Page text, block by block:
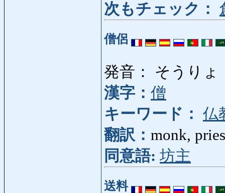
次もチェック：
僧侶
発音： そうりょ
漢字： 僧
キーワード： 仏
翻訳： monk,
同意語: 坊主
送料